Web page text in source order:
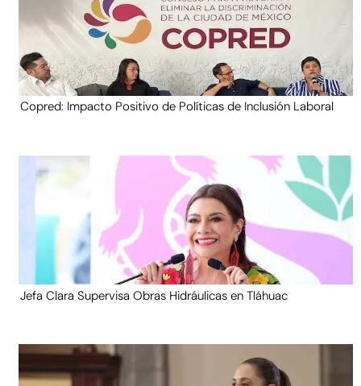
Copred: Impacto Positivo de Políticas de Inclusión Laboral
Jefa Clara Supervisa Obras Hidráulicas en Tláhuac